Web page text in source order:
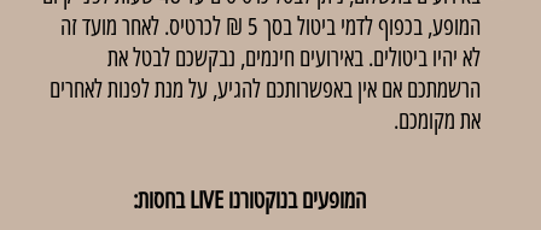
המופע, בכפוף לדמי ביטול בסך 5 ₪ לכרטיס. לאחר מועד זה
לא יהיו ביטולים. באירועים חינמים, נבקשכם לבטל את
הרשמתכם אם אין באפשרותכם להגיע, על מנת לפנות לאחרים
את מקומכם.
המופעים בנוקטורנו LIVE בחסות: